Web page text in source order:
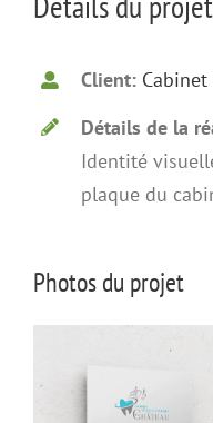
Client:
Détails de la
Identité
plaque du
Photos du projet